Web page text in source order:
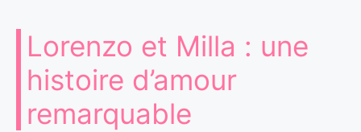
Lorenzo et Milla : une
histoire d’amour
remarquable